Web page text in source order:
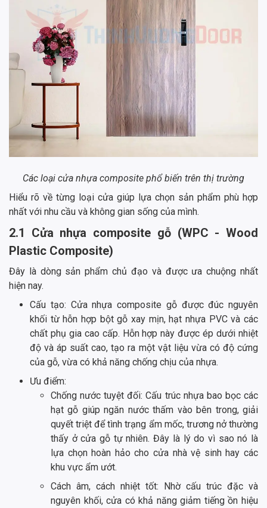
Các loại cửa nhựa composite phổ biến trên thị trường
Hiểu rõ về từng loại cửa giúp lựa chọn sản phẩm phù hợp
nhất với nhu cầu và không gian sống của mình.
2.1 Cửa nhựa composite gỗ (WPC - Wood
Plastic Composite)
Đây là dòng sản phẩm chủ đạo và được ưa chuộng nhất
hiện nay.
Cấu tạo: Cửa nhựa composite gỗ được đúc nguyên
khối từ hỗn hợp bột gỗ xay mịn, hạt nhựa PVC và các
chất phụ gia cao cấp. Hỗn hợp này được ép dưới nhiệt
độ và áp suất cao, tạo ra một vật liệu vừa có độ cứng
của gỗ, vừa có khả năng chống chịu của nhựa.
Ưu điểm:
Chống nước tuyệt đối: Cấu trúc nhựa bao bọc các
hạt gỗ giúp ngăn nước thấm vào bên trong, giải
quyết triệt để tình trạng ẩm mốc, trương nở thường
thấy ở cửa gỗ tự nhiên. Đây là lý do vì sao nó là
lựa chọn hoàn hảo cho cửa nhà vệ sinh hay các
khu vực ẩm ướt.
Cách âm, cách nhiệt tốt: Nhờ cấu trúc đặc và
nguyên khối, cửa có khả năng giảm tiếng ồn hiệu